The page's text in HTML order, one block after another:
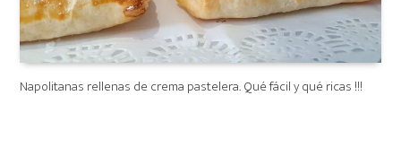
Napolitanas rellenas de crema pastelera. Qué fácil y qué ricas !!!